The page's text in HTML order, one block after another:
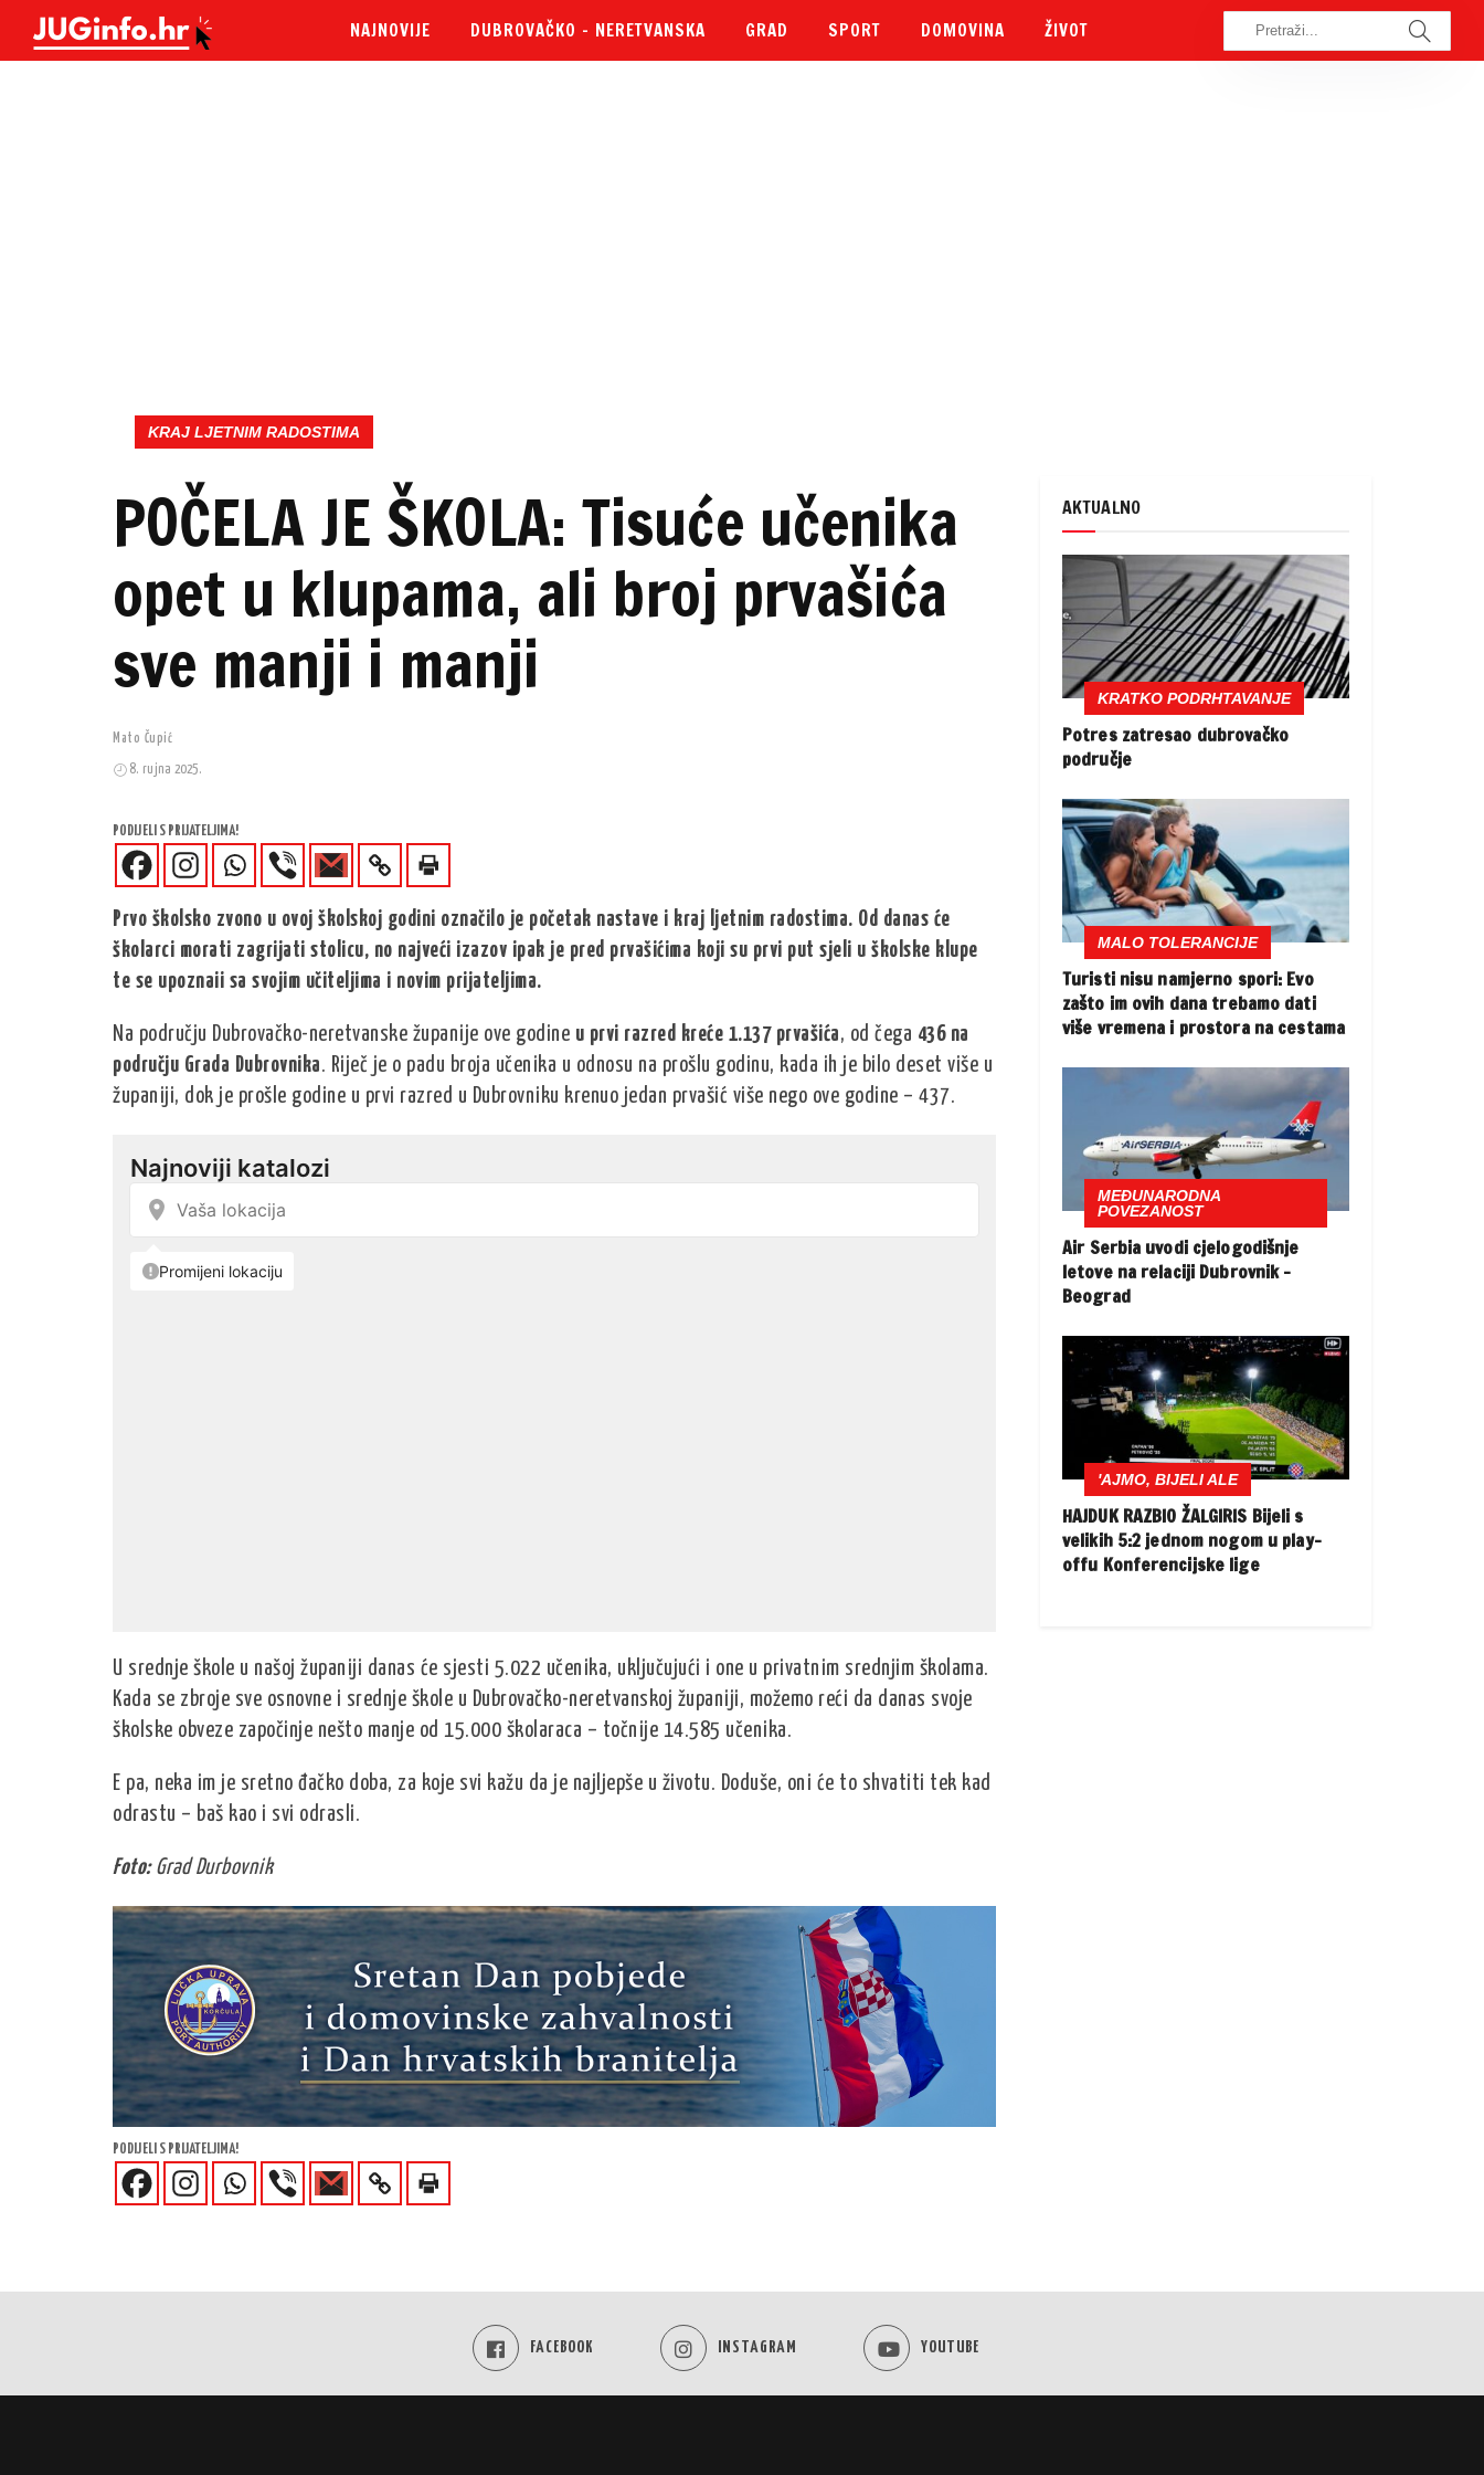
NAJNOVIJE DUBROVAČKO – NERETVANSKA GRAD SPORT DOMOVINA ŽIVOT
KRAJ LJETNIM RADOSTIMA
POČELA JE ŠKOLA: Tisuće učenika
opet u klupama, ali broj prvašića
sve manji i manji
Mato Čupić
8. rujna 2025.
PODIJELI S PRIJATELJIMA!
Prvo školsko zvono u ovoj školskoj godini označilo je početak nastave i kraj ljetnim radostima. Od danas će
školarci morati zagrijati stolicu, no najveći izazov ipak je pred prvašićima koji su prvi put sjeli u školske klupe
te se upoznaii sa svojim učiteljima i novim prijateljima.
Na području Dubrovačko-neretvanske županije ove godine u prvi razred kreće 1.137 prvašića, od čega 436 na
području Grada Dubrovnika. Riječ je o padu broja učenika u odnosu na prošlu godinu, kada ih je bilo deset više u
županiji, dok je prošle godine u prvi razred u Dubrovniku krenuo jedan prvašić više nego ove godine – 437.
U srednje škole u našoj županiji danas će sjesti 5.022 učenika, uključujući i one u privatnim srednjim školama.
Kada se zbroje sve osnovne i srednje škole u Dubrovačko-neretvanskoj županiji, možemo reći da danas svoje
školske obveze započinje nešto manje od 15.000 školaraca – točnije 14.585 učenika.
E pa, neka im je sretno đačko doba, za koje svi kažu da je najljepše u životu. Doduše, oni će to shvatiti tek kad
odrastu – baš kao i svi odrasli.
Foto:Grad Durbovnik
PODIJELI S PRIJATELJIMA!
AKTUALNO
KRATKO PODRHTAVANJE
Potres zatresao dubrovačko
područje
MALO TOLERANCIJE
Turisti nisu namjerno spori: Evo
zašto im ovih dana trebamo dati
više vremena i prostora na cestama
MEĐUNARODNA
POVEZANOST
Air Serbia uvodi cjelogodišnje
letove na relaciji Dubrovnik –
Beograd
'AJMO, BIJELI ALE
HAJDUK RAZBIO ŽALGIRIS Bijeli s
velikih 5:2 jednom nogom u play-
offu Konferencijske lige
FACEBOOK INSTAGRAM YOUTUBE